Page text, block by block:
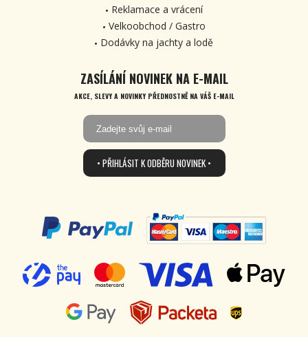
Reklamace a vrácení
Velkoobchod / Gastro
Dodávky na jachty a lodě
ZASÍLÁNÍ NOVINEK NA E-MAIL
AKCE, SLEVY A NOVINKY PŘEDNOSTNĚ NA VÁŠ E-MAIL
• PŘIHLÁSIT K ODBĚRU NOVINEK •